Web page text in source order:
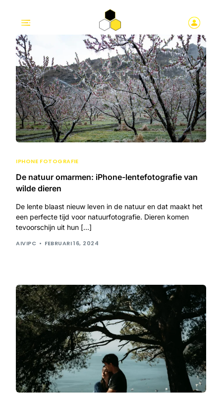
IPHONE FOTOGRAFIE
De natuur omarmen: iPhone-lentefotografie van
wilde dieren
De lente blaast nieuw leven in de natuur en dat maakt het
een perfecte tijd voor natuurfotografie. Dieren komen
tevoorschijn uit hun […]
AIVIPC FEBRUARI 16, 2024